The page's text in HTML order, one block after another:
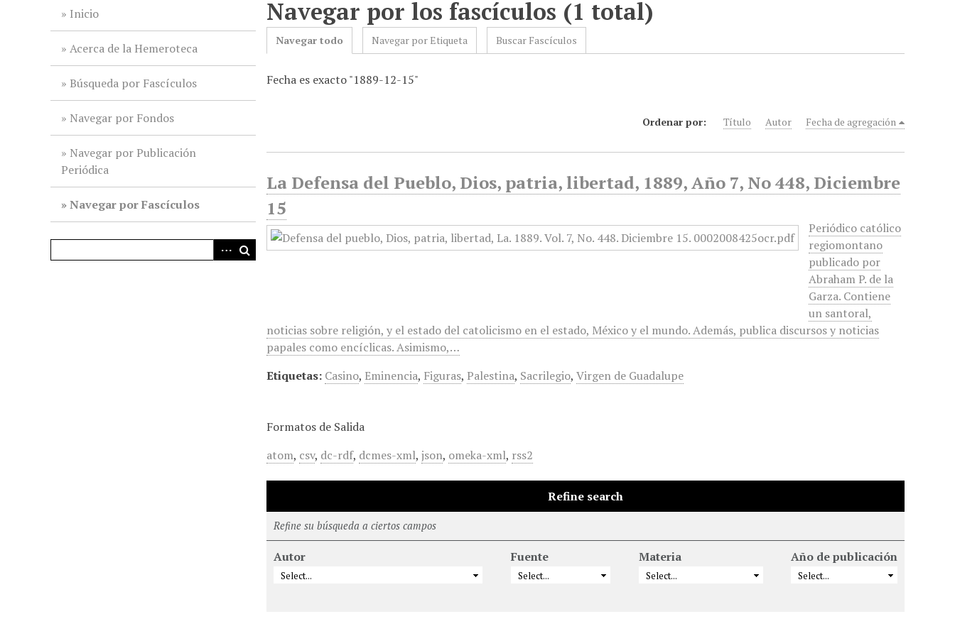
Inicio
Acerca de la Hemeroteca
Búsqueda por Fascículos
Navegar por Fondos
Navegar por Publicación
Periódica
Navegar por Fascículos
Navegar por los fascículos (1 total)
Navegar todo Navegar por Etiqueta Buscar Fascículos
Fecha es exacto "1889-12-15"
Ordenar por: Título Autor Fecha de agregación
La Defensa del Pueblo, Dios, patria, libertad, 1889, Año 7, No 448, Diciembre
15
Periódico católico
regiomontano
publicado por
Abraham P. de la
Garza. Contiene
un santoral,
noticias sobre religión, y el estado del catolicismo en el estado, México y el mundo. Además, publica discursos y noticias
papales como encíclicas. Asimismo,…
Etiquetas: Casino, Eminencia, Figuras, Palestina, Sacrilegio,Virgen de Guadalupe
Formatos de Salida
atom, csv, dc-rdf, dcmes-xml,json, omeka-xml, rss2
Refine search
Refine su búsqueda a ciertos campos
Autor Fuente Materia Año de publicación